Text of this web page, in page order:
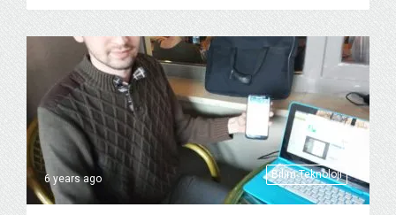
Bilim Teknoloji
6 years ago